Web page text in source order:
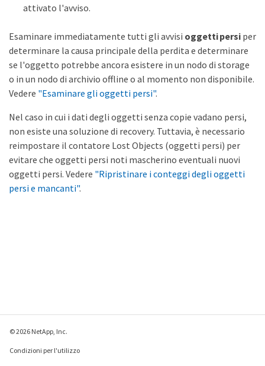
attivato l'avviso.
Esaminare immediatamente tutti gli avvisi oggetti persiper
determinare la causa principale della perdita e determinare
se l'oggetto potrebbe ancora esistere in un nodo di storage
o in un nodo di archivio offline o al momento non disponibile.
Vedere "Esaminare gli oggetti persi".
Nel caso in cui i dati degli oggetti senza copie vadano persi,
non esiste una soluzione di recovery. Tuttavia, è necessario
reimpostare il contatore Lost Objects (oggetti persi) per
evitare che oggetti persi noti mascherino eventuali nuovi
oggetti persi. Vedere "Ripristinare i conteggi degli oggetti
persi e mancanti".
© 2026 NetApp, Inc.
Condizioni per l'utilizzo